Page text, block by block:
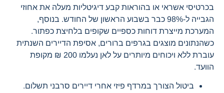
בכרטיסי אשראי או בהוראות קבע דיגיטליות מעלה את אחוזי
הגבייה ל-98% כבר בשבוע הראשון של החודש. בנוסף,
המערכת מייצרת דוחות כספיים שקופים בלחיצת כפתור.
כשהנתונים מוצגים בגרפים ברורים, אסיפת הדיירים השנתית
עוברת ללא ויכוחים מיותרים על לאן נעלמו 200 ₪ מקופת
הוועד.
ביטול הצורך במרדף פיזי אחרי דיירים סרבני תשלום.